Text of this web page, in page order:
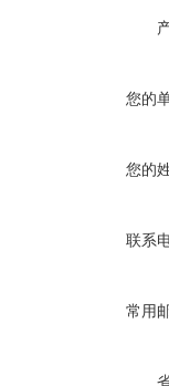
您的
您的
联系
常用